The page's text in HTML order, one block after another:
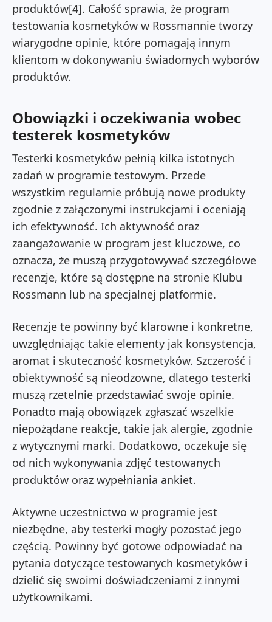
produktów[4]. Całość sprawia, że program
testowania kosmetyków w Rossmannie tworzy
wiarygodne opinie, które pomagają innym
klientom w dokonywaniu świadomych wyborów
produktów.
Obowiązki i oczekiwania wobec
testerek kosmetyków
Testerki kosmetyków pełnią kilka istotnych
zadań w programie testowym. Przede
wszystkim regularnie próbują nowe produkty
zgodnie z załączonymi instrukcjami i oceniają
ich efektywność. Ich aktywność oraz
zaangażowanie w program jest kluczowe, co
oznacza, że muszą przygotowywać szczegółowe
recenzje, które są dostępne na stronie Klubu
Rossmann lub na specjalnej platformie.
Recenzje te powinny być klarowne i konkretne,
uwzględniając takie elementy jak konsystencja,
aromat i skuteczność kosmetyków. Szczerość i
obiektywność są nieodzowne, dlatego testerki
muszą rzetelnie przedstawiać swoje opinie.
Ponadto mają obowiązek zgłaszać wszelkie
niepożądane reakcje, takie jak alergie, zgodnie
z wytycznymi marki. Dodatkowo, oczekuje się
od nich wykonywania zdjęć testowanych
produktów oraz wypełniania ankiet.
Aktywne uczestnictwo w programie jest
niezbędne, aby testerki mogły pozostać jego
częścią. Powinny być gotowe odpowiadać na
pytania dotyczące testowanych kosmetyków i
dzielić się swoimi doświadczeniami z innymi
użytkownikami.